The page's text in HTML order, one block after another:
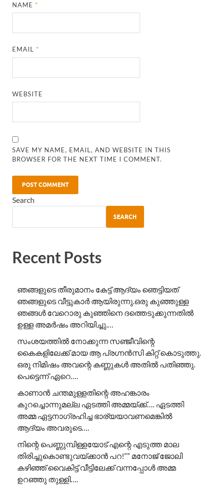
NAME*
EMAIL*
WEBSITE
SAVE MY NAME, EMAIL, AND WEBSITE IN THIS
BROWSER FOR THE NEXT TIME I COMMENT.
Search
SEARCH
Recent Posts
ഞങ്ങളുടെ തീരുമാനം കേട്ട് ആദ്യം ഞെട്ടിയത്
ഞങ്ങളുടെ വീട്ടുകാർ ആയിരുന്നു.ഒരു കുഞ്ഞുള്ള
ഞങ്ങൾ വേറൊരു കുഞ്ഞിനെ ദത്തെടുക്കുന്നതിൽ
ഉള്ള അമർഷം അറിയിച്ചു.…
സംശയത്തിൽ നോക്കുന്ന സഞ്ജീവിന്റെ
കൈകളിലേക്ക് മായ ആ പ്രഗ്നൻസി കിറ്റ് കൊടുത്തു.
ഒരു നിമിഷം അവന്റെ കണ്ണുകൾ അതിൽ പതിഞ്ഞു.
പെട്ടെന്ന് ഏറെ….
കാണാൻ ചന്തമുള്ളതിന്റെ അഹങ്കാരം
കുറച്ചൊന്നുമല്ല ഏടത്തി അമ്മയ്ക്ക്…. ഏടത്തി
അമ്മ ഏട്ടനാഗ്രഹിച്ച ഭാര്യയാവണമെങ്കിൽ
ആദ്യം അവരുടെ….
നിന്റെ പെണ്ണുമ്പിള്ളയോട് എന്റെ എടുത്ത മാല
തിരിച്ചുകൊണ്ടുവയ്ക്കാൻ പറ!”” ​മനോജ് ജോലി
കഴിഞ്ഞ് വൈകിട്ട് വീട്ടിലേക്ക് വന്നപ്പോൾ അമ്മ
ഉറഞ്ഞു തുള്ളി….